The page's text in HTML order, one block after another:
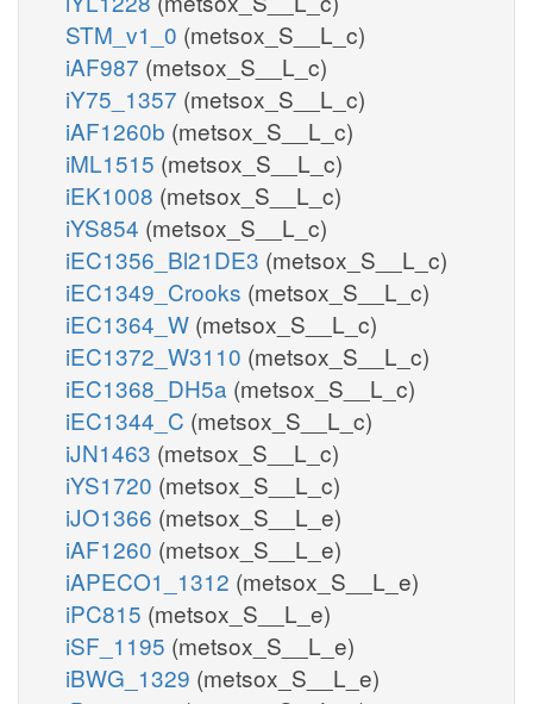
STM_v1_0 (metsox_S__L_c)
iAF987 (metsox_S__L_c)
iY75_1357 (metsox_S__L_c)
iAF1260b (metsox_S__L_c)
iML1515 (metsox_S__L_c)
iEK1008 (metsox_S__L_c)
iYS854 (metsox_S__L_c)
iEC1356_Bl21DE3 (metsox_S__L_c)
iEC1349_Crooks (metsox_S__L_c)
iEC1364_W (metsox_S__L_c)
iEC1372_W3110 (metsox_S__L_c)
iEC1368_DH5a (metsox_S__L_c)
iEC1344_C (metsox_S__L_c)
iJN1463 (metsox_S__L_c)
iYS1720 (metsox_S__L_c)
iJO1366 (metsox_S__L_e)
iAF1260 (metsox_S__L_e)
iAPECO1_1312 (metsox_S__L_e)
iPC815 (metsox_S__L_e)
iSF_1195 (metsox_S__L_e)
iBWG_1329 (metsox_S__L_e)